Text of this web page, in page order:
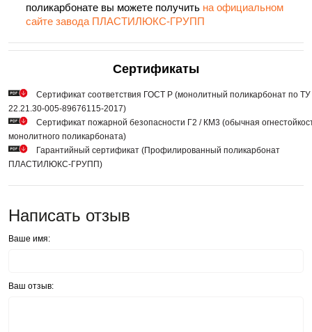
поликарбонате вы можете получить на официальном
сайте завода ПЛАСТИЛЮКС-ГРУПП
Сертификаты
Сертификат соответствия ГОСТ Р (монолитный поликарбонат по ТУ
22.21.30-005-89676115-2017)
Сертификат пожарной безопасности Г2 / КМ3 (обычная
монолитного поликарбоната)
Гарантийный сертификат (Профилированный поликарбонат
ПЛАСТИЛЮКС-ГРУПП)
Написать отзыв
Ваше имя:
Ваш отзыв: